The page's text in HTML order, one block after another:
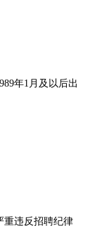
年1月及以后出
重违反招聘纪律